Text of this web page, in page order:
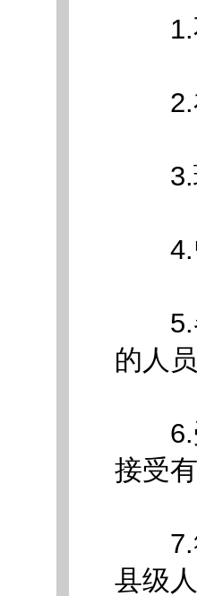
1.不
2.在
3.
4.曾
5.各
的人
6.受
接受
7.符
县级